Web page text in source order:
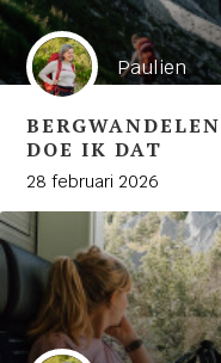
Paulien
DOE IK DAT
28 februari 2026